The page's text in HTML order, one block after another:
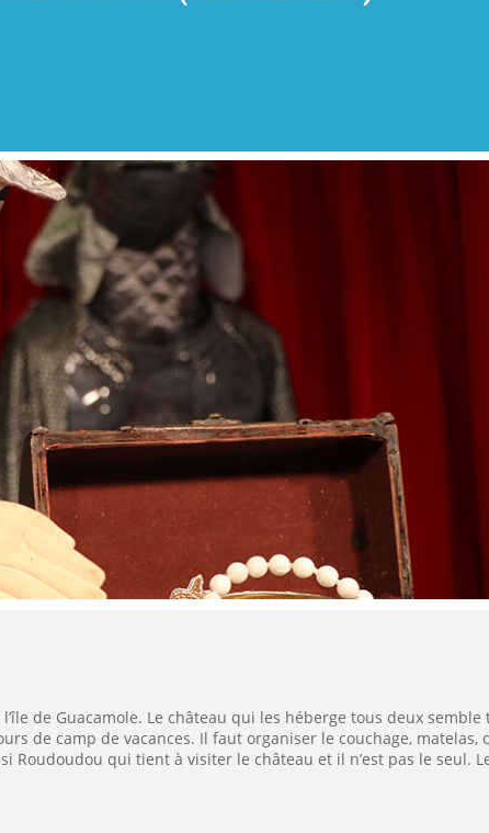
de Guacamole. Le château qui les héberge tous deux
de camp de vacances. Il faut organiser le couchage, matelas,
qui tient à visiter le château et il n’est pas le seul.